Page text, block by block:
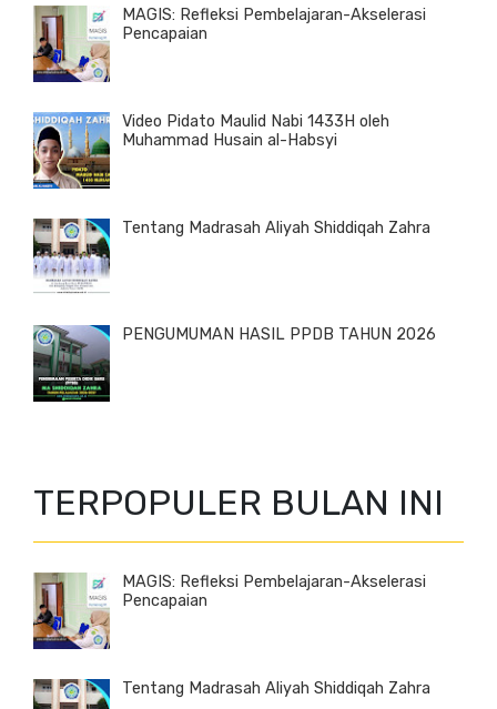
MAGIS: Refleksi Pembelajaran-Akselerasi
Pencapaian
Video Pidato Maulid Nabi 1433H oleh
Muhammad Husain al-Habsyi
Tentang Madrasah Aliyah Shiddiqah Zahra
PENGUMUMAN HASIL PPDB TAHUN 2026
TERPOPULER BULAN INI
MAGIS: Refleksi Pembelajaran-Akselerasi
Pencapaian
Tentang Madrasah Aliyah Shiddiqah Zahra